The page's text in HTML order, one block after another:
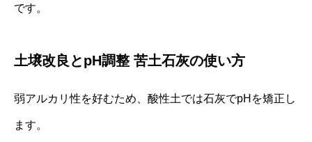
です。
土壌改良とpH調整 苦土石灰の使い方
弱アルカリ性を好むため、酸性土では石灰でpHを矯正し
ます。